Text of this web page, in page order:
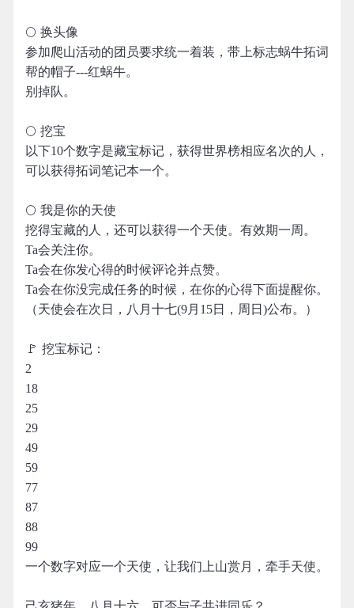
🌕 换头像
参加爬山活动的团员要求统一着装，带上标志蜗牛拓词
帮的帽子---红蜗牛。
别掉队。
🌕 挖宝
以下10个数字是藏宝标记，获得世界榜相应名次的人，
可以获得拓词笔记本一个。
🌕 我是你的天使
挖得宝藏的人，还可以获得一个天使。有效期一周。
Ta会关注你。
Ta会在你发心得的时候评论并点赞。
Ta会在你没完成任务的时候，在你的心得下面提醒你。
（天使会在次日，八月十七(9月15日，周日)公布。）
🚩 挖宝标记：
2
18
25
29
49
59
77
87
88
99
一个数字对应一个天使，让我们上山赏月，牵手天使。